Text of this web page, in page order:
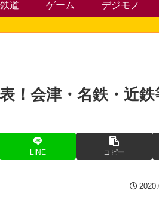
鉄道 ゲーム デジモノ
！会津・名鉄・近
LINE コピー